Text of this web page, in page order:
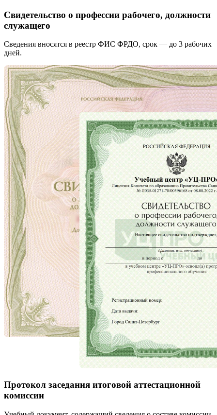
Свидетельство о профессии рабочего, должности
служащего
Сведения вносятся в реестр ФИС ФРДО, срок — до 3 рабочих
дней.
Протокол заседания итоговой аттестационной
комиссии